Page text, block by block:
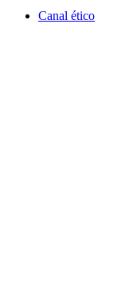
Canal ético